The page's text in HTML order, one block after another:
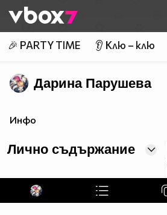
👾
🎉 PARTY TIME 👂 Клю – клю
Дарина Парушева
Инфо
Лично съдържание